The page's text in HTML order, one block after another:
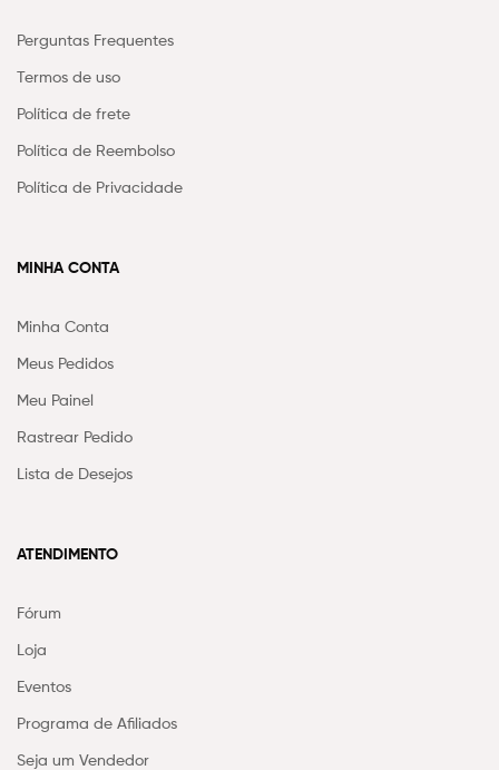
Perguntas Frequentes
Termos de uso
Política de frete
Política de Reembolso
Política de Privacidade
MINHA CONTA
Minha Conta
Meus Pedidos
Meu Painel
Rastrear Pedido
Lista de Desejos
ATENDIMENTO
Fórum
Loja
Eventos
Programa de Afiliados
Seja um Vendedor